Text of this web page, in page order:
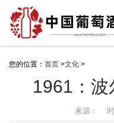
您的位置： 首页 >文化 >
1961：波
来源：